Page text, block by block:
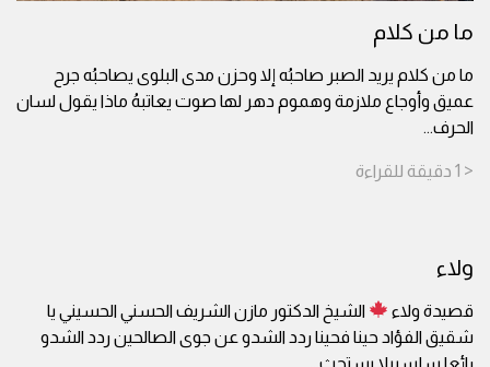
ما من كلام
ما من كلام يريد الصبر صاحبُه إلا وحزن مدى البلوى يصاحبُه جرح
عميق وأوجاع ملازمة وهموم دهر لها صوت يعاتبهُ ماذا يقول لسان
الحرف...
< 1 دقيقة للقراءة
ولاء
قصيدة ولاء
الشيخ الدكتور مازن الشريف الحسني الحسيني يا
شقيق الفؤاد حينا فحينا ردد الشدو عن جوى الصالحين ردد الشدو
رائعا سلسبيلا يستحث...